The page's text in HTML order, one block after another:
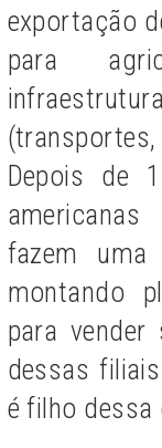
exportação
para
Depois de
fazem uma
montando
para
dessas
é filho dessa